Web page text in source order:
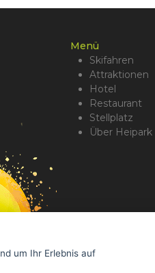
Menü
Skifahren
Attraktionen
Hotel
Restaurant
Stellplatz
Über Heipark
um Ihr Erlebnis auf